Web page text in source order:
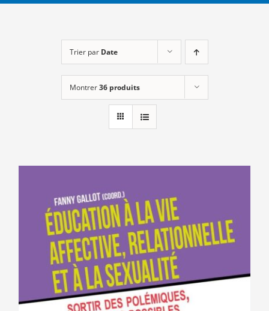
Les événements
Trier par Date
Montrer36 produits